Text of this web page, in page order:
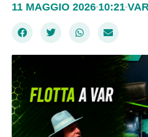
11 MAGGIO 2026 10:21 VAR